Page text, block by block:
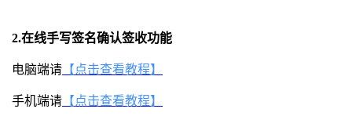
2.在线手写签名确认签收功能
电脑端请 【点击查看教程】
手机端请 【点击查看教程】